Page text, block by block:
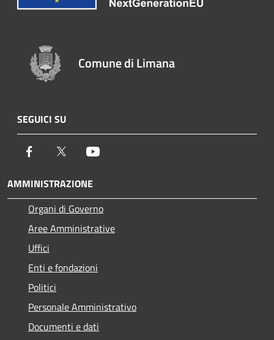
Comune di Limana
SEGUICI SU
Facebook Twitter
AMMINISTRAZIONE
Organi di Governo
Aree Amministrative
Uffici
Enti e fondazioni
Politici
Personale Amministrativo
Documenti e dati